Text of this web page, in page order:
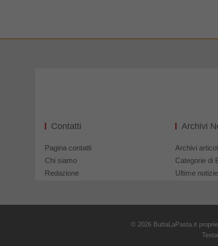
Contatti
Pagina contatti
Chi siamo
Redazione
Archivi
Archivi
Categorie di
Ultime notizie
© 2026 ButtaLaPasta.it